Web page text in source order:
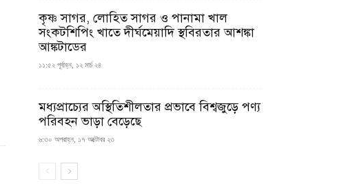
কৃষ্ণ সাগর, লোহিত সাগর ও পানামা খাল
সংকটশিপিং খাতে দীর্ঘমেয়াদি স্থবিরতার আশঙ্কা
আঙ্কটাডের
১১:৫২ পূর্বাহ্ন, ১২ মার্চ ২৪
মধ্যপ্রাচ্যের অস্থিতিশীলতার প্রভাবে বিশ্বজুড়ে পণ্য
পরিবহন ভাড়া বেড়েছে
৬:৩০ অপরাহ্ন, ১৭ অক্টোবর ২৩